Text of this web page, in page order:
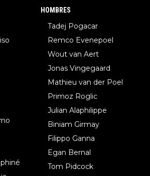
HOMBRES
Tadej Pogacar
Remco Evenepoel
Wout van Aert
Jonas Vingegaard
Mathieu van der Poel
Primoz Roglic
Julian Alaphilippe
Biniam Girmay
Filippo Ganna
Egan Bernal
Tom Pidcock